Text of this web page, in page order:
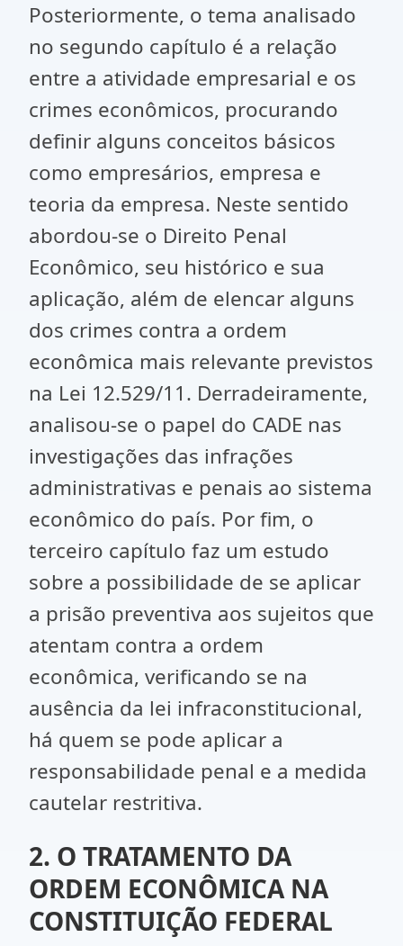
Posteriormente, o tema analisado
no segundo capítulo é a relação
entre a atividade empresarial e os
crimes econômicos, procurando
definir alguns conceitos básicos
como empresários, empresa e
teoria da empresa. Neste sentido
abordou-se o Direito Penal
Econômico, seu histórico e sua
aplicação, além de elencar alguns
dos crimes contra a ordem
econômica mais relevante previstos
na Lei 12.529/11. Derradeiramente,
analisou-se o papel do CADE nas
investigações das infrações
administrativas e penais ao sistema
econômico do país. Por fim, o
terceiro capítulo faz um estudo
sobre a possibilidade de se aplicar
a prisão preventiva aos sujeitos que
atentam contra a ordem
econômica, verificando se na
ausência da lei infraconstitucional,
há quem se pode aplicar a
responsabilidade penal e a medida
cautelar restritiva.
2. O TRATAMENTO DA
ORDEM ECONÔMICA NA
CONSTITUIÇÃO FEDERAL